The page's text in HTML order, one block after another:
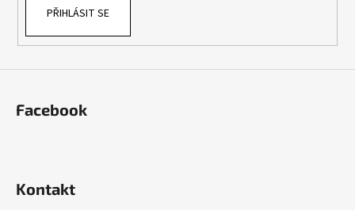
PŘIHLÁSIT SE
Facebook
Kontakt